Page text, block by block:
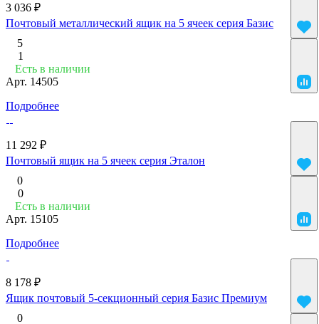
3 036 ₽
Почтовый металлический ящик на 5 ячеек серия Базис
5
1
Есть в наличии
Арт. 14505
Подробнее
11 292 ₽
Почтовый ящик на 5 ячеек серия Эталон
0
0
Есть в наличии
Арт. 15105
Подробнее
8 178 ₽
Ящик почтовый 5-секционный серия Базис Премиум
0